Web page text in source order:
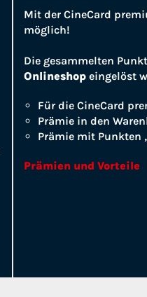
Mit der CineCard
möglich!
Die gesammelten
Onlineshopeingelöst
Für die CineCard
Prämie in den
Prämie mit Punkten
Prämien und Vorteile